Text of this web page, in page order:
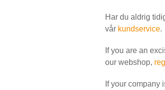
Har du aldrig
vår kundservice.
If you are an
our webshop,
If your company